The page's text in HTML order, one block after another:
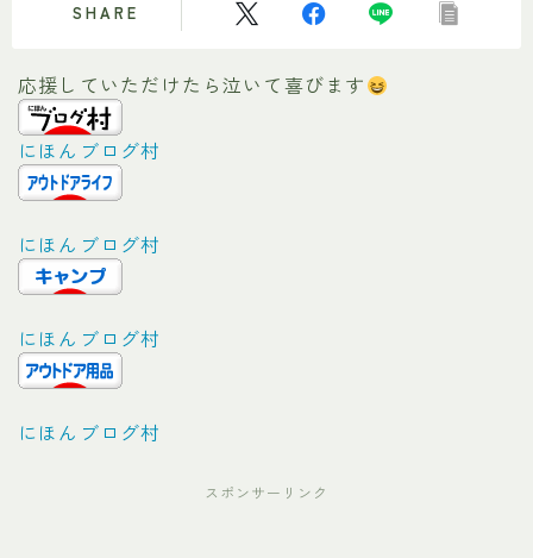
SHARE
応援していただけたら泣いて喜びます
にほんブログ村
にほんブログ村
にほんブログ村
にほんブログ村
スポンサーリンク